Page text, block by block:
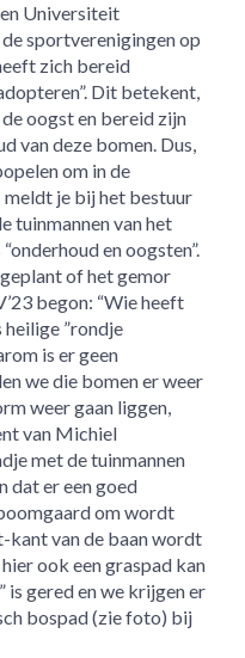
Universiteit
sportverenigingen op
zich bereid
Dit betekent,
oogst en bereid zijn
van deze bomen. Dus,
om in de
meldt je bij het bestuur
tuinmannen van het
en oogsten”.
of het gemor
begon: “Wie heeft
heilige ”rondje
is er geen
we die bomen er weer
weer gaan liggen,
van Michiel
met de tuinmannen
dat er een goed
om wordt
kant van de baan wordt
ook een graspad kan
is gered en we krijgen er
bospad (zie foto) bij